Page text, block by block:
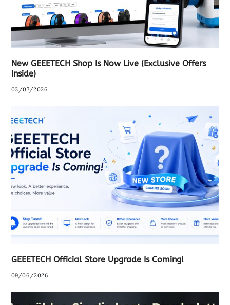
New GEEETECH Shop Is Now Live (Exclusive Offers
Inside)
03/07/2026
GEEETECH Official Store Upgrade Is Coming!
09/06/2026